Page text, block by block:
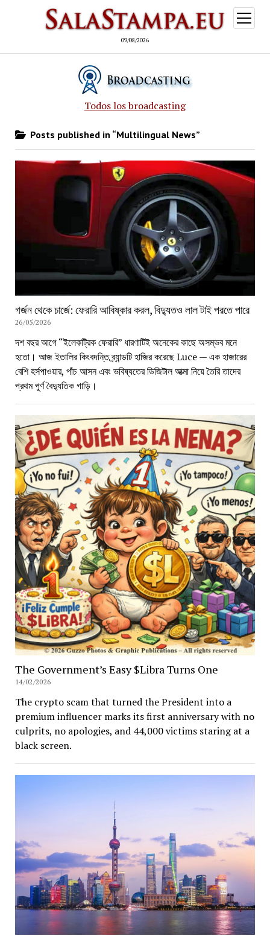
09/08/2026
open
menu
Todos los broadcasting
Posts published in “Multilingual News”
গর্জন থেকে চার্জে: ফেরারি আবিষ্কার করল, বিদ্যুতও লাল টাই পরতে পারে
26/05/2026
দশ বছর আগে “ইলেকট্রিক ফেরারি” ধারণাটিই অনেকের কাছে অসম্ভব মনে
হতো। আজ ইতালির কিংবদন্তি ব্র্যান্ডটি হাজির করেছে Luce — এক হাজারের
বেশি হর্সপাওয়ার, পাঁচ আসন এবং ভবিষ্যতের ডিজিটাল আত্মা নিয়ে তৈরি তাদের
প্রথম পূর্ণ বৈদ্যুতিক গাড়ি।
The Government’s Easy $Libra Turns One
14/02/2026
The crypto scam that turned the President into a
premium influencer marks its first anniversary with no
culprits, no apologies, and 44,000 victims staring at a
black screen.